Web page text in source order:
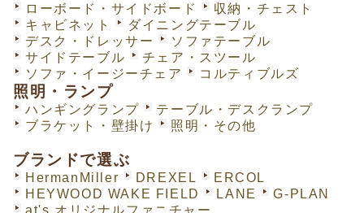
ローボード・サイドボード
収納・チェスト
キャビネット
ダイニングテーブル
デスク・ドレッサー
ソファテーブル
サイドテーブル
チェア・スツール
ソファ・イージーチェア
コルティブルズ
照明・ランプ
ハンギングランプ
テーブル・デスクランプ
ブラケット・壁掛け
照明・その他
ブランドで選ぶ
HermanMiller DREXEL
ERCOL
HEYWOOD WAKE FIELD
LANE
G-PLAN
at's オリジナルファニチャー